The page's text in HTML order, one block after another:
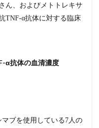
ん、およびメトトレキサ
TNF-α抗体に対する臨床
α抗体の血清濃度
ブを使用している7人の